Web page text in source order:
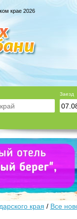
крае 2026
Заезд
края / Все